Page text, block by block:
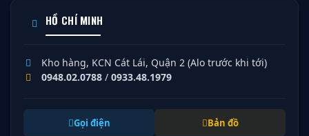
HỒ CHÍ MINH
Kho hàng, KCN Cát Lái, Quận 2 (Alo trước khi tới)
0948.02.0788 / 0933.48.1979
Gọi điện Bản đồ